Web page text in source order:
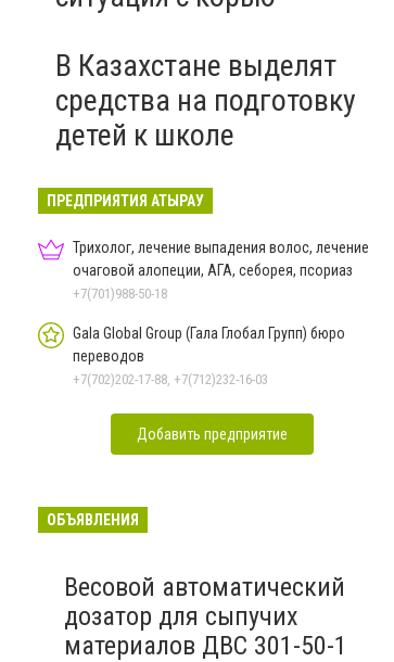
В Казахстане выделят
средства на подготовку
детей к школе
ПРЕДПРИЯТИЯ АТЫРАУ
Трихолог, лечение выпадения волос, лечение
очаговой алопеции, АГА, себорея, псориаз
+7(701)988-50-18
Gala Global Group (Гала Глобал Групп) бюро
переводов
+7(702)202-17-88, +7(712)232-16-03
Добавить предприятие
ОБЪЯВЛЕНИЯ
Весовой автоматический
дозатор для сыпучих
материалов ДВС 301-50-1